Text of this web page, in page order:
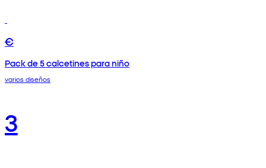
€
Pack de 5 calcetines para niño
varios diseños
3